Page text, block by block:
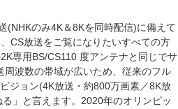
(NHKのみ4K＆8Kを同時配信)に備えて
CS放送をご覧になりたいすべての方
専用BS/CS110 度アンテナと同じでサ
波数の帯域が広いため、従来のフル
ジョン(4K放送・約800万画素／8K放
」と言えます。2020年のオリンピッ